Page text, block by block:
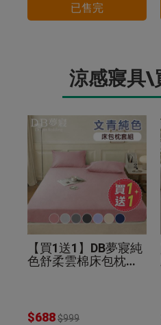
已售完
涼感寢具\
【買1送1】DB夢寢純
色舒柔雲棉床包枕套
$688$999